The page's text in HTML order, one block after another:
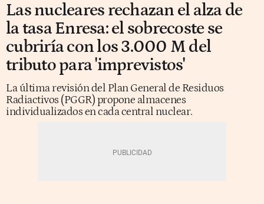
Las nucleares rechazan el alza de
la tasa Enresa: el sobrecoste se
cubriría con los 3.000 M del
tributo para 'imprevistos'
La última revisión del Plan General de Residuos
Radiactivos (PGGR) propone almacenes
individualizados en cada central nuclear.